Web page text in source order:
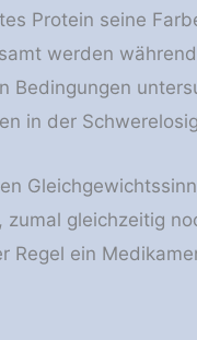
Protein seine
werden
in der
gleichzeitig
Regel ein